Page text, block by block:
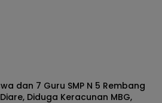
dan 7 Guru SMP N 5 Rembang
Diduga Keracunan MBG,